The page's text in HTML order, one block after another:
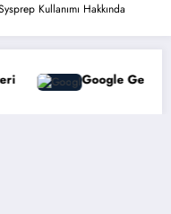
Kullanımı Hakkında
Gemini 3 ile Multimodal